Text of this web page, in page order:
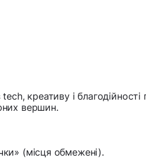
креативу і благодійності
вершин.
(місця обмежені).